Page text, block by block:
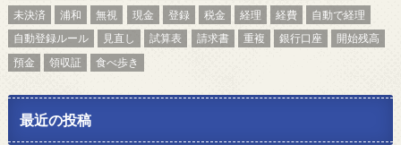
未決済
浦和 無視 現金 登録 税金 経理 経費
自動で経理
自動登録ルール
見直し 試算表 請求書 重複 銀行口座
開始残高
預金
領収証 食べ歩き
最近の投稿